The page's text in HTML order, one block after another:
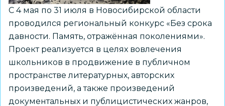
С 4 мая по 31 июля в Новосибирской области
проводился региональный конкурс «Без срока
давности. Память, отражённая поколениями».
Проект реализуется в целях вовлечения
школьников в продвижение в публичном
пространстве литературных, авторских
произведений, а также произведений
документальных и публицистических жанров,